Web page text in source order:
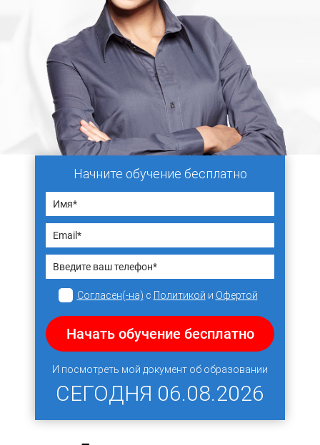
Начните обучение бесплатно
Согласен(-на) с Политикой и Офертой
Начать обучение бесплатно
И посмотреть мой документ об образовании
СЕГОДНЯ 06.08.2026